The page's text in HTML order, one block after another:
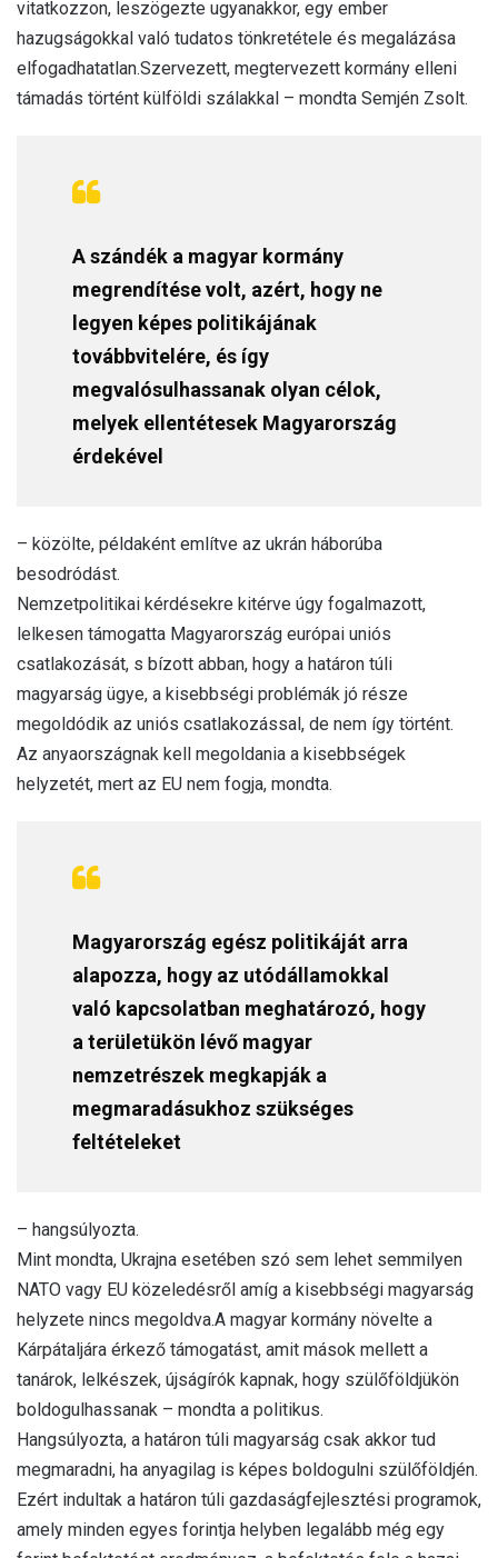
vitatkozzon, leszögezte ugyanakkor, egy ember
hazugságokkal való tudatos tönkretétele és megalázása
elfogadhatatlan.Szervezett, megtervezett kormány elleni
támadás történt külföldi szálakkal – mondta Semjén Zsolt.
A szándék a magyar kormány
megrendítése volt, azért, hogy ne
legyen képes politikájának
továbbvitelére, és így
megvalósulhassanak olyan célok,
melyek ellentétesek Magyarország
érdekével
– közölte, példaként említve az ukrán háborúba
besodródást.
Nemzetpolitikai kérdésekre kitérve úgy fogalmazott,
lelkesen támogatta Magyarország európai uniós
csatlakozását, s bízott abban, hogy a határon túli
magyarság ügye, a kisebbségi problémák jó része
megoldódik az uniós csatlakozással, de nem így történt.
Az anyaországnak kell megoldania a kisebbségek
helyzetét, mert az EU nem fogja, mondta.
Magyarország egész politikáját arra
alapozza, hogy az utódállamokkal
való kapcsolatban meghatározó, hogy
a területükön lévő magyar
nemzetrészek megkapják a
megmaradásukhoz szükséges
feltételeket
– hangsúlyozta.
Mint mondta, Ukrajna esetében szó sem lehet semmilyen
NATO vagy EU közeledésről amíg a kisebbségi magyarság
helyzete nincs megoldva.A magyar kormány növelte a
Kárpátaljára érkező támogatást, amit mások mellett a
tanárok, lelkészek, újságírók kapnak, hogy szülőföldjükön
boldogulhassanak – mondta a politikus.
Hangsúlyozta, a határon túli magyarság csak akkor tud
megmaradni, ha anyagilag is képes boldogulni szülőföldjén.
Ezért indultak a határon túli gazdaságfejlesztési programok,
amely minden egyes forintja helyben legalább még egy